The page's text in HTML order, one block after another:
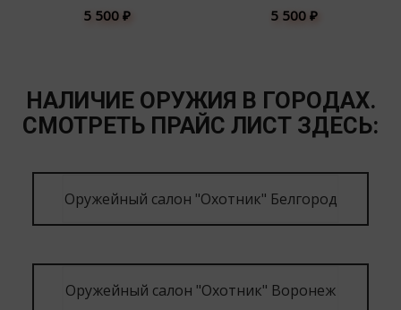
5 500 ₽ 5 500 ₽
НАЛИЧИЕ ОРУЖИЯ В ГОРОДАХ.
СМОТРЕТЬ ПРАЙС ЛИСТ ЗДЕСЬ:
Оружейный салон "Охотник" Белгород
Оружейный салон "Охотник" Воронеж